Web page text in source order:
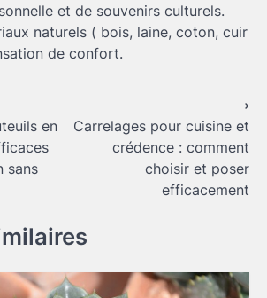
et de souvenirs culturels.
naturels ( bois, laine, coton, cuir
de confort.
en
sans
Carrelages pour cuisine et
crédence : comment
choisir et poser
efficacement
⟶